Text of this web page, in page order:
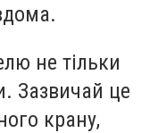
не тільки
Зазвичай це
крану,